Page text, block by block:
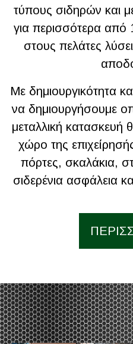
τύπους σιδηρών και
για περισσότερα από
στους πελάτες
Με δημιουργικότητα
να δημιουργήσουμε
μεταλλική κατασκευή
χώρο της
πόρτες, σκαλάκια,
σιδερένια ασφάλεια